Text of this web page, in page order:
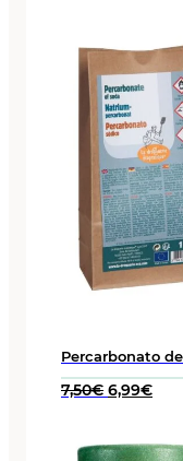
Percarbonato
7,50€ El
era:
6,99€El
es: